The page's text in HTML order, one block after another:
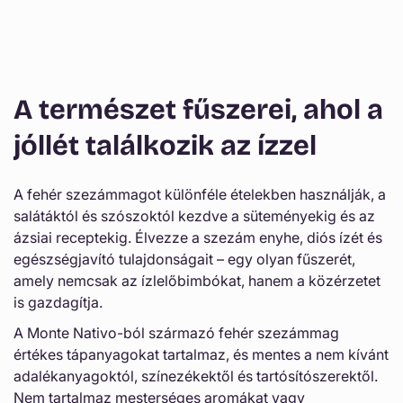
k
h
a
ó
t
a
r
t
a
l
o
A természet fűszerei, ahol a
jóllét találkozik az ízzel
A fehér szezámmagot különféle ételekben használják, a
salátáktól és szószoktól kezdve a süteményekig és az
ázsiai receptekig. Élvezze a szezám enyhe, diós ízét és
egészségjavító tulajdonságait – egy olyan fűszerét,
amely nemcsak az ízlelőbimbókat, hanem a közérzetet
is gazdagítja.
A Monte Nativo-ból származó fehér szezámmag
értékes tápanyagokat tartalmaz, és mentes a nem kívánt
adalékanyagoktól, színezékektől és tartósítószerektől.
Nem tartalmaz mesterséges aromákat vagy